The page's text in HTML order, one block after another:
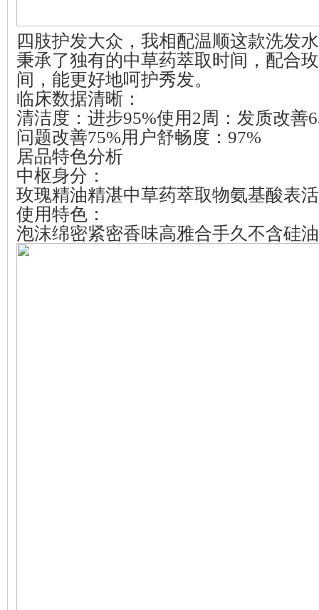
四肢护发大众，我相配温顺这款洗发
秉承了独有的中草药萃取时间，配合
间，能更好地呵护秀发。
临床数据清晰：
清洁度：进步95%使用2周：发质改善
问题改善75%用户舒畅度：97%
居品特色分析
中枢身分：
玫瑰精油精湛中草药萃取物氨基酸表活
使用特色：
泡沫绵密紧密香味高雅合手久不含硅